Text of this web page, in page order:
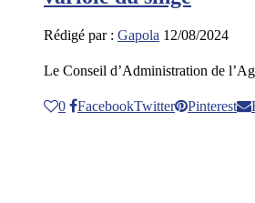
Rédigé par : Gapola 12/08/2024
Le Conseil d’Administration de
0 FacebookTwitter Pinterest